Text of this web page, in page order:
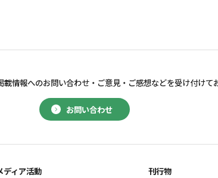
お問い合わせ
情報へのお問い合わせ・ ご意見・ご感想などを受け付けて
ディア活動 刊行物